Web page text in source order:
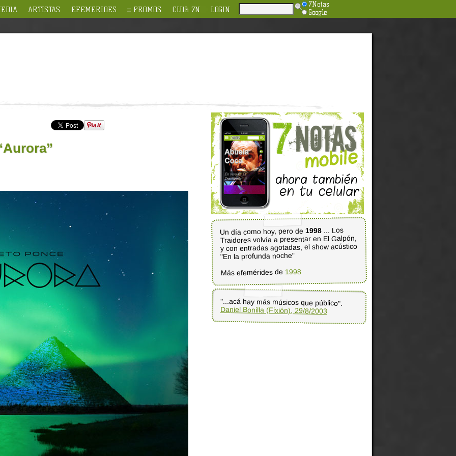
ARTISTAS EFEMERIDES PROMOS CLUB 7N LOGIN
7Notas
Google
Un día como hoy, pero de1998 ... Los
Traidores volvía a presentar en El Galpón,
y con entradas agotadas, el show acústico
"En la profunda noche"
Más efemérides de 1998
"...acá hay más músicos que público".
Daniel Bonilla (Fixión), 29/8/2003